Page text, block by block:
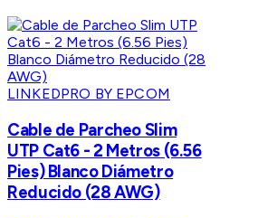
LINKEDPRO BY EPCOM
Cable de Parcheo Slim
UTP Cat6 - 2 Metros (6.56
Pies) Blanco Diámetro
Reducido (28 AWG)